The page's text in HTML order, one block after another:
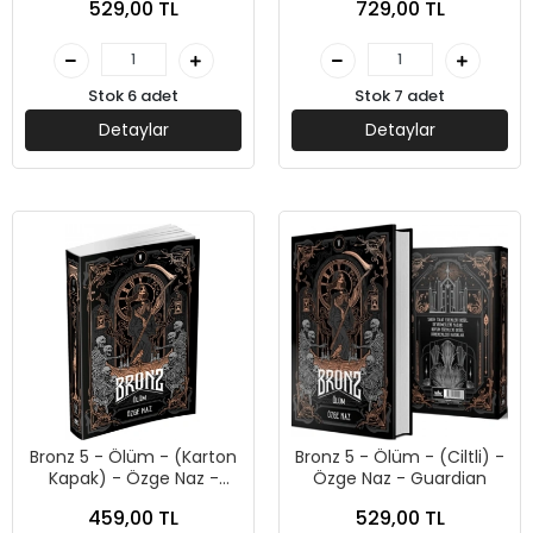
Yayınları
529,00 TL
Stok 6 adet
Detaylar
729,00 TL
Stok 7 adet
Detaylar
Bronz 5 - Ölüm - (Karton
Kapak) - Özge Naz -
459,00 TL
Bronz 5 - Ölüm - (Ciltli) -
Özge Naz - Guardian
529,00 TL